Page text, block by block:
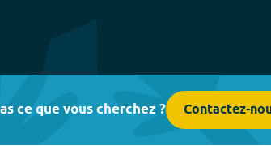
ce que vous cherchez ? Contactez-